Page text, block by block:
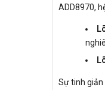
ADD8970,
Sự tinh giản